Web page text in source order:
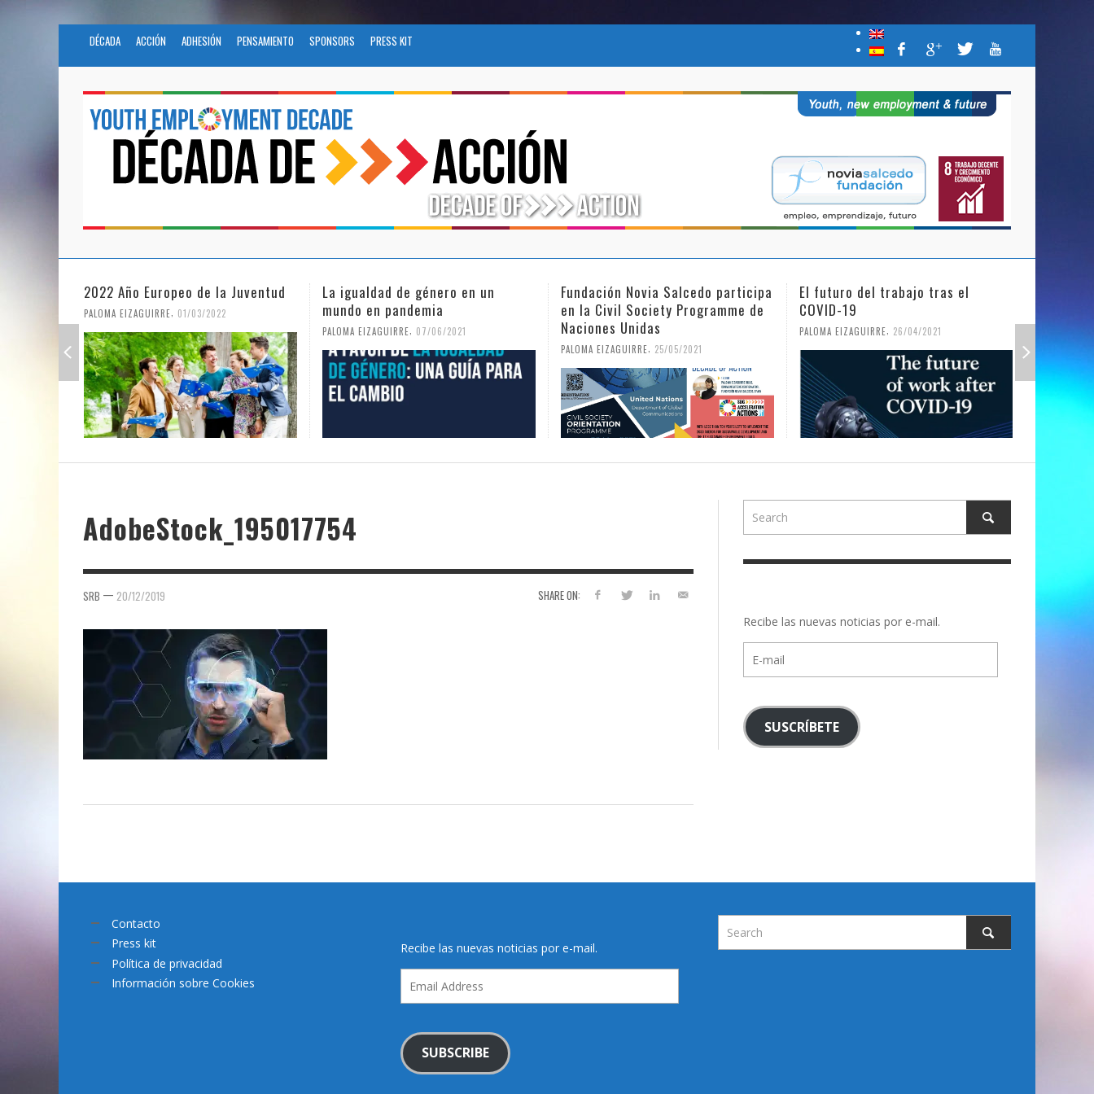
DÉCADA ACCIÓN ADHESIÓN PENSAMIENTO SPONSORS PRESS KIT
2022 Año Europeo de la Juventud
PALOMA EIZAGUIRRE 01/03/2022
La igualdad de género en un
mundo en pandemia
PALOMA EIZAGUIRRE 07/06/2021
Fundación Novia Salcedo participa
en la Civil Society Programme de
Naciones Unidas
PALOMA EIZAGUIRRE 25/05/2021
El futuro del trabajo tras el
COVID-19
PALOMA EIZAGUIRRE 26/04/2021
AdobeStock_195017754
SHARE ON:
SRB — 20/12/2019
Recibe las nuevas noticias por e-mail.
mail
SUSCRÍBETE
Contacto
Press kit
Política de privacidad
Información sobre Cookies
Recibe las nuevas noticias por e-mail.
Address
SUBSCRIBE